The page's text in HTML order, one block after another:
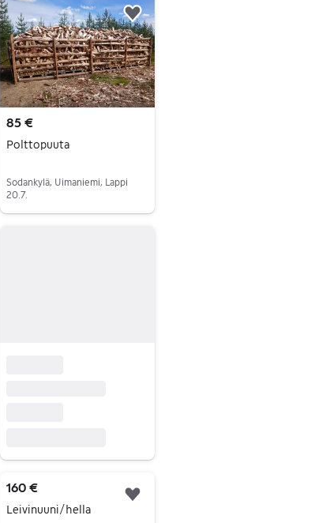
suosikiksi.
85 €
Polttopuuta
Sodankylä, Uimaniemi, Lappi
20.7.
Lisää suosikiksi.
suosikiksi.
suosikiksi.
160 €
Leivinuuni/hella